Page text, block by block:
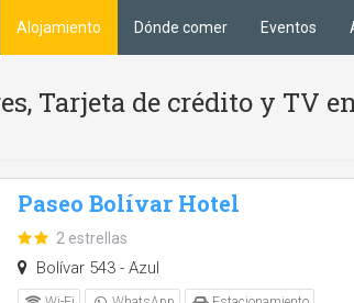
Alojamiento Dónde comer Eventos
Tarjeta de crédito y TV
Paseo Bolívar Hotel
2 estrellas
Bolívar 543 - Azul